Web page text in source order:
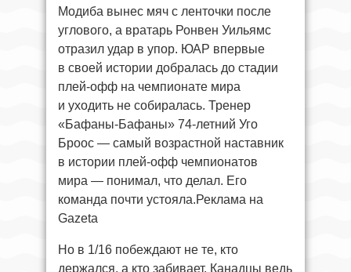
Модиба вынес мяч с ленточки после
углового, а вратарь Ронвен Уильямс
отразил удар в упор. ЮАР впервые
в своей истории добралась до стадии
плей-офф на чемпионате мира
и уходить не собиралась. Тренер
«Бафаны-Бафаны» 74-летний Уго
Броос — самый возрастной наставник
в истории плей-офф чемпионатов
мира — понимал, что делал. Его
команда почти устояла.Реклама на
Gazeta
Но в 1/16 побеждают не те, кто
держался, а кто забивает. Канадцы ведь